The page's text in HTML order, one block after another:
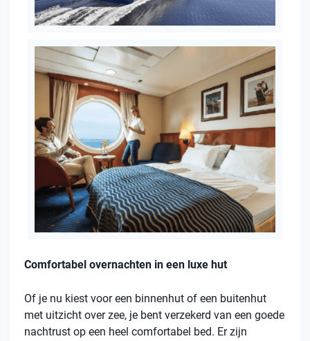
Comfortabel overnachten in een luxe hut
Of je nu kiest voor een binnenhut of een buitenhut
met uitzicht over zee, je bent verzekerd van een goede
nachtrust op een heel comfortabel bed. Er zijn